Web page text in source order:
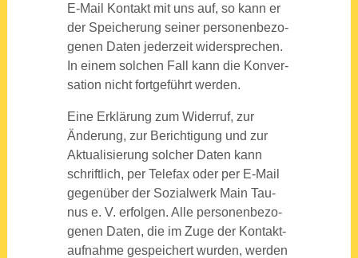
E‑Mail Kon­takt mit uns auf, so kann er
der Spei­che­rung sei­ner per­so­nen­be­zo­
ge­nen Daten jeder­zeit wider­spre­chen.
In einem sol­chen Fall kann die Kon­ver­
sa­ti­on nicht fort­ge­führt wer­den.
Eine Erklä­rung zum Wider­ruf, zur
Ände­rung, zur Berich­ti­gung und zur
Aktua­li­sie­rung sol­cher Daten kann
schrift­lich, per Tele­fax oder per E‑Mail
gegen­über der Sozi­al­werk Main Tau­
nus e. V. erfol­gen. Alle per­so­nen­be­zo­
ge­nen Daten, die im Zuge der Kon­takt­
auf­nah­me gespei­chert wur­den, wer­den